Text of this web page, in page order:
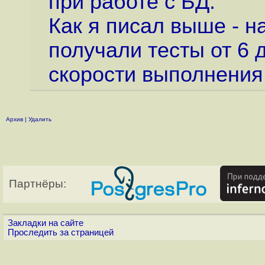
Как я писал выше -
получали тесты от 6
скорости
Архив | Удалить
Партнёры:
Закладки на сайте
Проследить за страницей